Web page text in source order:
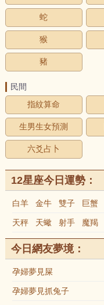
蛇
猴
豬
民間
指紋算命
生男生女預測
六爻占卜
12星座今日運勢：
白羊 金牛 雙子 巨蟹
天秤 天蠍 射手 魔羯
今日網友夢境：
孕婦夢見屎
孕婦夢見抓兔子